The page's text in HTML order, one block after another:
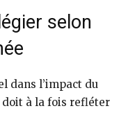
selon
dans l’impact du
à la fois refléter